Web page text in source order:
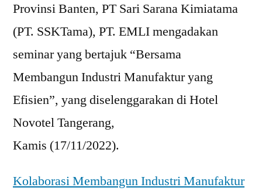
Provinsi Banten, PT Sari Sarana Kimiatama
(PT. SSKTama), PT. EMLI mengadakan
seminar yang bertajuk “Bersama
Membangun Industri Manufaktur yang
Efisien”, yang diselenggarakan di Hotel
Novotel Tangerang,
Kamis (17/11/2022).
Kolaborasi Membangun Industri Manufaktur